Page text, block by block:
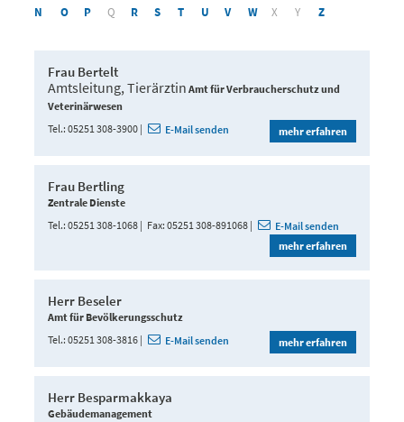
N
O P Q R S T U V W X Y Z
Frau Bertelt
Amtsleitung, Tierärztin Amt für Verbraucherschutz und
Veterinärwesen
Tel. 05251 308-3900 E-Mail senden mehr erfahren
Frau Bertling
Zentrale Dienste
Tel. 05251 308-1068 Fax 05251 308-891068
E-Mail senden
mehr erfahren
Herr Beseler
Amt für Bevölkerungsschutz
Tel. 05251 308-3816 E-Mail senden mehr erfahren
Herr Besparmakkaya
Gebäudemanagement